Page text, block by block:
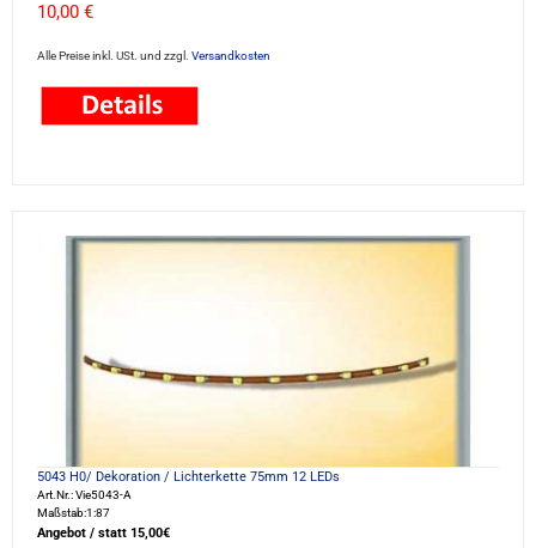
10,00 €
Alle Preise inkl. USt. und zzgl. Versandkosten
5043 H0/ Dekoration / Lichterkette 75mm 12 LEDs
Art.Nr.: Vie5043-A
Maßstab:1:87
Angebot / statt 15,00€